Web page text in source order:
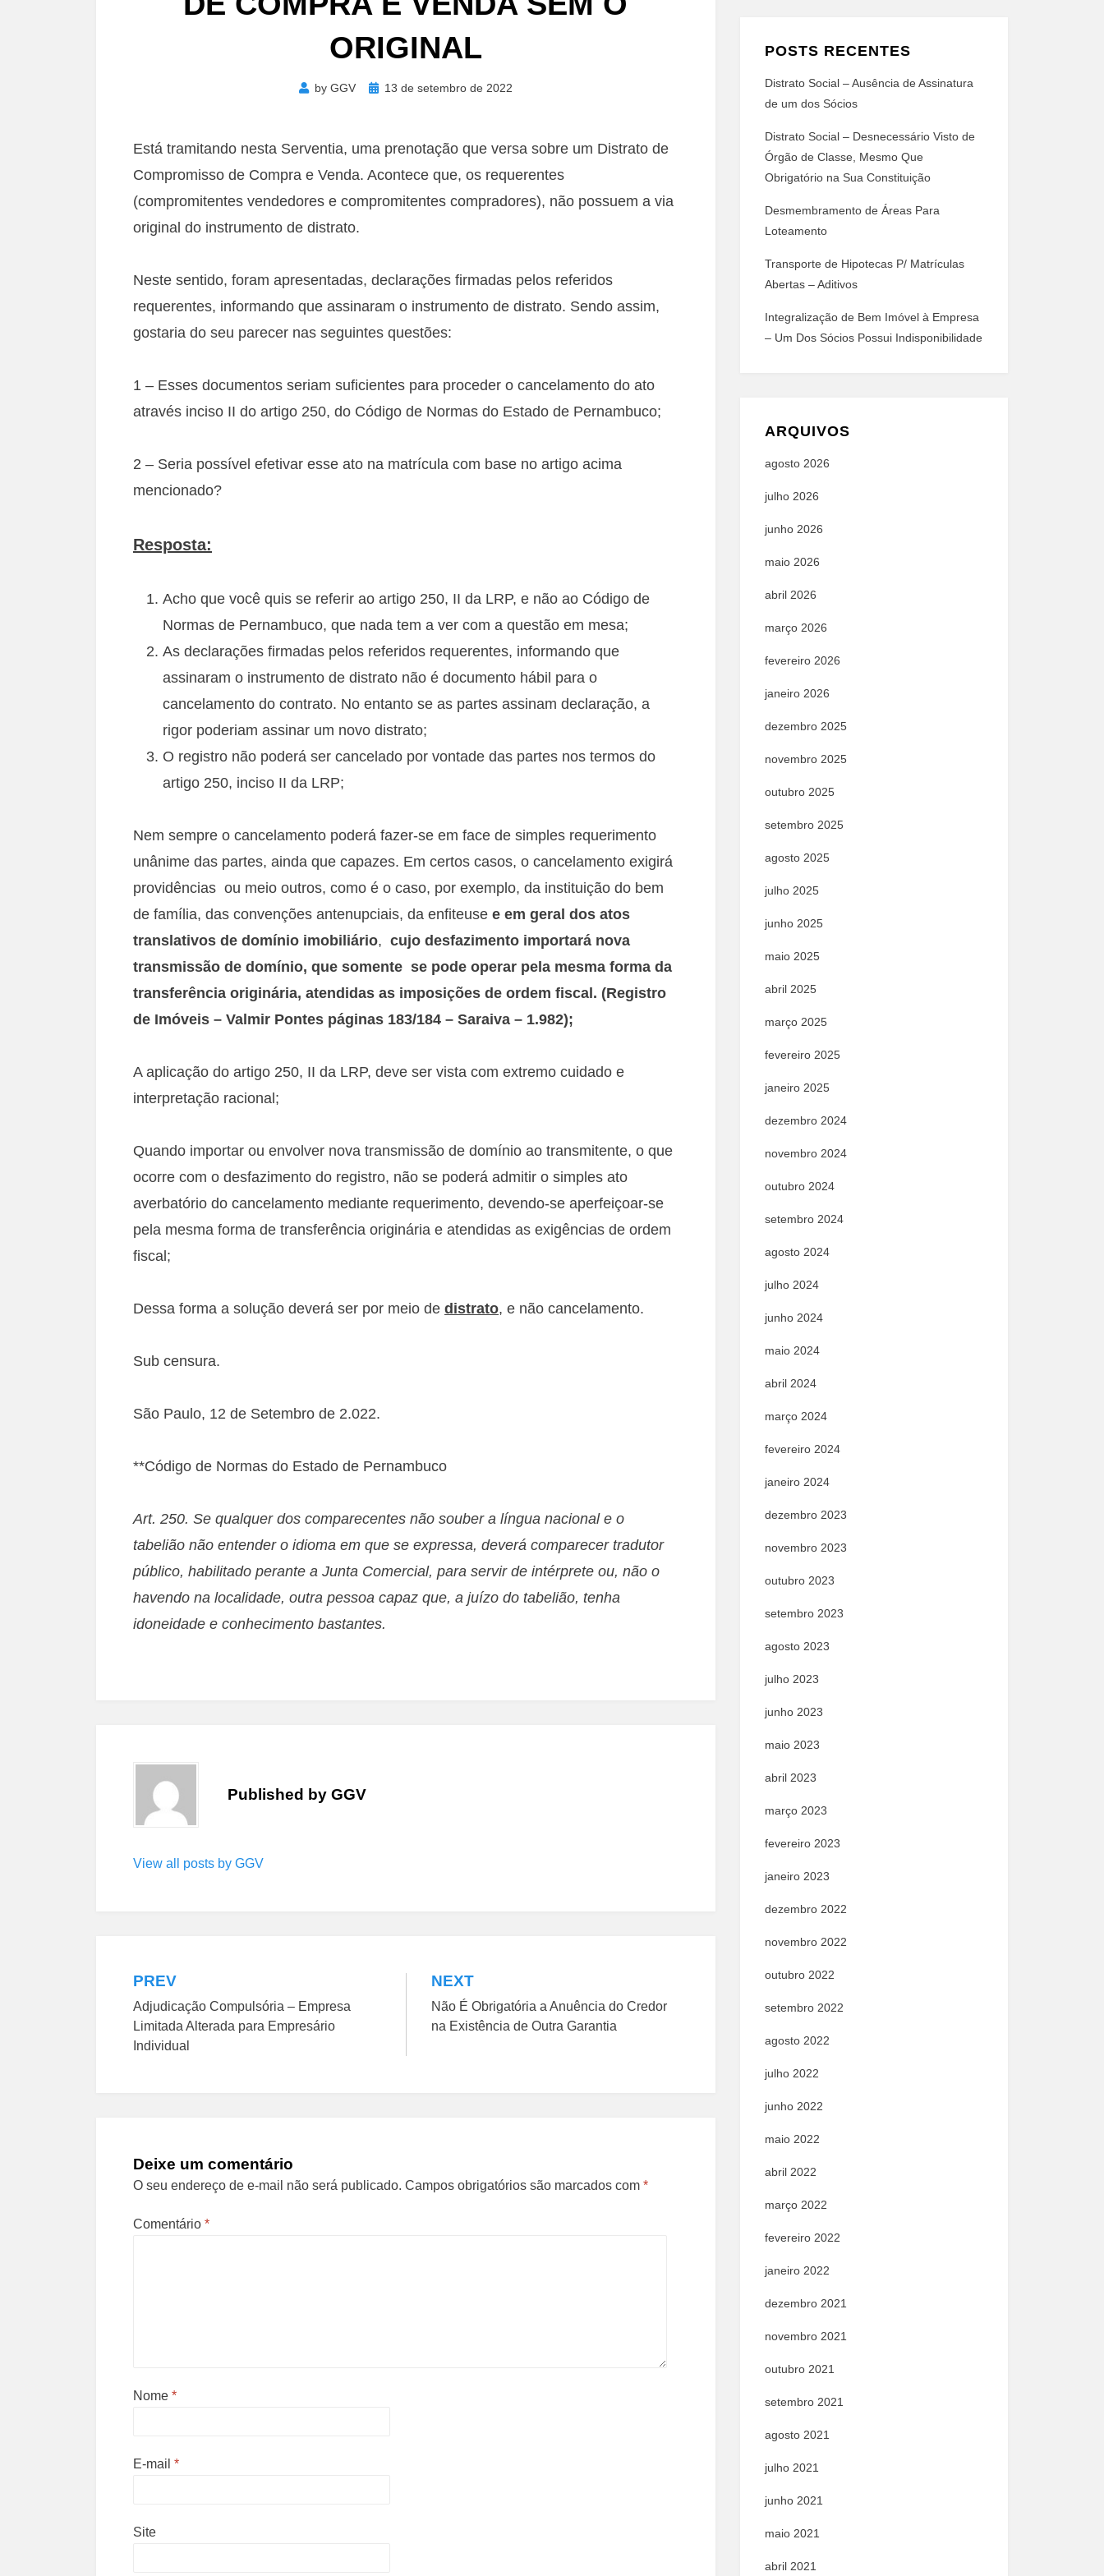
ORIGINAL
by GGV
Posted13 de setembro de 2022
Está tramitando nesta Serventia, uma prenotação que versa sobre um Distrato de
Compromisso de Compra e Venda. Acontece que, os requerentes
(compromitentes vendedores e compromitentes compradores), não possuem a via
original do instrumento de distrato.
Neste sentido, foram apresentadas, declarações firmadas pelos referidos
requerentes, informando que assinaram o instrumento de distrato. Sendo assim,
gostaria do seu parecer nas seguintes questões:
1 – Esses documentos seriam suficientes para proceder o cancelamento do ato
através inciso II do artigo 250, do Código de Normas do Estado de Pernambuco;
2 – Seria possível efetivar esse ato na matrícula com base no artigo acima
mencionado?
Resposta:
Acho que você quis se referir ao artigo 250, II da LRP, e não ao Código de
Normas de Pernambuco, que nada tem a ver com a questão em mesa;
As declarações firmadas pelos referidos requerentes, informando que
assinaram o instrumento de distrato não é documento hábil para o
cancelamento do contrato. No entanto se as partes assinam declaração, a
rigor poderiam assinar um novo distrato;
O registro não poderá ser cancelado por vontade das partes nos termos do
artigo 250, inciso II da LRP;
Nem sempre o cancelamento poderá fazer-se em face de simples requerimento
unânime das partes, ainda que capazes. Em certos casos, o cancelamento exigirá
providências ou meio outros, como é o caso, por exemplo, da instituição do bem
de família, das convenções antenupciais, da enfiteuse e em geral dos atos
translativos de domínio imobiliário, cujo desfazimento importará nova
transmissão de domínio, que somente se pode operar pela mesma forma da
transferência originária, atendidas as imposições de ordem fiscal. (Registro
de Imóveis – Valmir Pontes páginas 183/184 – Saraiva – 1.982);
A aplicação do artigo 250, II da LRP, deve ser vista com extremo cuidado e
interpretação racional;
Quando importar ou envolver nova transmissão de domínio ao transmitente, o que
ocorre com o desfazimento do registro, não se poderá admitir o simples ato
averbatório do cancelamento mediante requerimento, devendo-se aperfeiçoar-se
pela mesma forma de transferência originária e atendidas as exigências de ordem
fiscal;
Dessa forma a solução deverá ser por meio de distrato, e não cancelamento.
Sub censura.
São Paulo, 12 de Setembro de 2.022.
**Código de Normas do Estado de Pernambuco
Art. 250. Se qualquer dos comparecentes não souber a língua nacional e o
tabelião não entender o idioma em que se expressa, deverá comparecer tradutor
público, habilitado perante a Junta Comercial, para servir de intérprete ou, não o
havendo na localidade, outra pessoa capaz que, a juízo do tabelião, tenha
idoneidade e conhecimento bastantes.
Published by GGV
View all posts by GGV
Navegação
de
Post
PREV
Adjudicação Compulsória – Empresa
Limitada Alterada para Empresário
Individual
NEXT
Não É Obrigatória a Anuência do Credor
na Existência de Outra Garantia
Deixe um comentário
O seu endereço de e-mail não será publicado. Campos obrigatórios são marcados com *
Comentário *
Nome *
E-mail *
Site
POSTS RECENTES
Distrato Social – Ausência de Assinatura
de um dos Sócios
Distrato Social – Desnecessário Visto de
Órgão de Classe, Mesmo Que
Obrigatório na Sua Constituição
Desmembramento de Áreas Para
Loteamento
Transporte de Hipotecas P/ Matrículas
Abertas – Aditivos
Integralização de Bem Imóvel à Empresa
– Um Dos Sócios Possui Indisponibilidade
ARQUIVOS
agosto 2026
julho 2026
junho 2026
maio 2026
abril 2026
março 2026
fevereiro 2026
janeiro 2026
dezembro 2025
novembro 2025
outubro 2025
setembro 2025
agosto 2025
julho 2025
junho 2025
maio 2025
abril 2025
março 2025
fevereiro 2025
janeiro 2025
dezembro 2024
novembro 2024
outubro 2024
setembro 2024
agosto 2024
julho 2024
junho 2024
maio 2024
abril 2024
março 2024
fevereiro 2024
janeiro 2024
dezembro 2023
novembro 2023
outubro 2023
setembro 2023
agosto 2023
julho 2023
junho 2023
maio 2023
abril 2023
março 2023
fevereiro 2023
janeiro 2023
dezembro 2022
novembro 2022
outubro 2022
setembro 2022
agosto 2022
julho 2022
junho 2022
maio 2022
abril 2022
março 2022
fevereiro 2022
janeiro 2022
dezembro 2021
novembro 2021
outubro 2021
setembro 2021
agosto 2021
julho 2021
junho 2021
maio 2021
abril 2021